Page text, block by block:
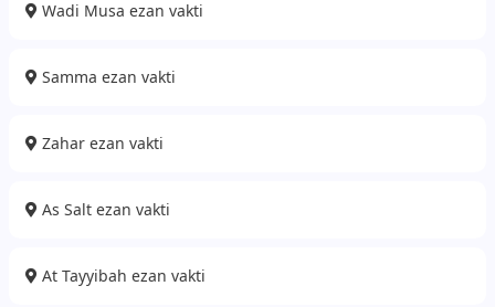
Wadi Musa ezan vakti
Samma ezan vakti
Zahar ezan vakti
As Salt ezan vakti
At Tayyibah ezan vakti